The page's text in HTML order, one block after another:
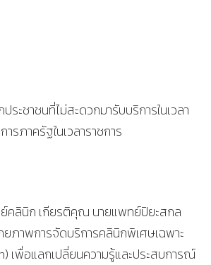
ะชาชนที่ไม่สะดวกมารับบริการในเวลา
รภาครัฐในเวลาราชการ
คลินิก เกียรติคุณ นายแพทย์ปิยะสกล
ภาพการจัดบริการคลินิกพิเศษเฉพาะ
เพื่อแลกเปลี่ยนความรู้และประสบการณ์